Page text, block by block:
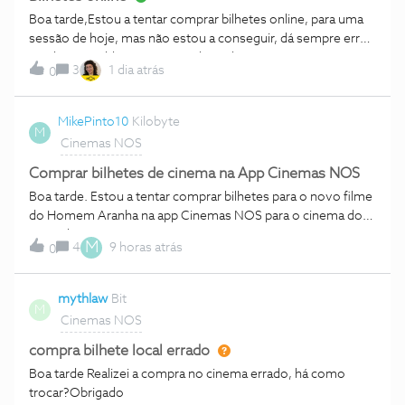
parte. Fernanda MeloObrigado.Com os melhores
cumprimentos.
Boa tarde,Estou a tentar comprar bilhetes online, para uma
sessão de hoje, mas não estou a conseguir, dá sempre erro.
Há algum problema no site?Obrigado.
0
3 1 dia atrás
M
MikePinto10 Kilobyte
Cinemas NOS
Comprar bilhetes de cinema na App Cinemas NOS
Boa tarde. Estou a tentar comprar bilhetes para o novo filme
do Homem Aranha na app Cinemas NOS para o cinema do
norteshopping, mas as sessões apenas me aparecem para
hoje e amanhã, e nos restantes dias, sendo que quero
comprar para sábado, o único filme que me aparece para
comprar bilhete é a patrulha pata.É algum erro da
app? Obrigado!
0 4 M 9 horas atrás
M
mythlaw Bit
Cinemas NOS
compra bilhete local errado
Boa tarde Realizei a compra no cinema errado, há como
trocar?Obrigado